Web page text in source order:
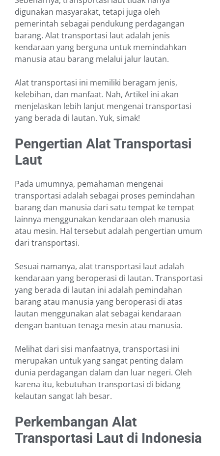
digunakan masyarakat, tetapi juga oleh
pemerintah sebagai pendukung perdagangan
barang. Alat transportasi laut adalah jenis
kendaraan yang berguna untuk memindahkan
manusia atau barang melalui jalur lautan.
Alat transportasi ini memiliki beragam jenis,
kelebihan, dan manfaat. Nah, Artikel ini akan
menjelaskan lebih lanjut mengenai transportasi
yang berada di lautan. Yuk, simak!
Pengertian Alat Transportasi
Laut
Pada umumnya, pemahaman mengenai
transportasi adalah sebagai proses pemindahan
barang dan manusia dari satu tempat ke tempat
lainnya menggunakan kendaraan oleh manusia
atau mesin. Hal tersebut adalah pengertian umum
dari transportasi.
Sesuai namanya, alat transportasi laut adalah
kendaraan yang beroperasi di lautan. Transportasi
yang berada di lautan ini adalah pemindahan
barang atau manusia yang beroperasi di atas
lautan menggunakan alat sebagai kendaraan
dengan bantuan tenaga mesin atau manusia.
Melihat dari sisi manfaatnya, transportasi ini
merupakan untuk yang sangat penting dalam
dunia perdagangan dalam dan luar negeri. Oleh
karena itu, kebutuhan transportasi di bidang
kelautan sangat lah besar.
Perkembangan Alat
Transportasi Laut di Indonesia